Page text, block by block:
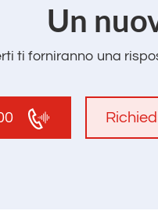
‌Un
ti forniranno una